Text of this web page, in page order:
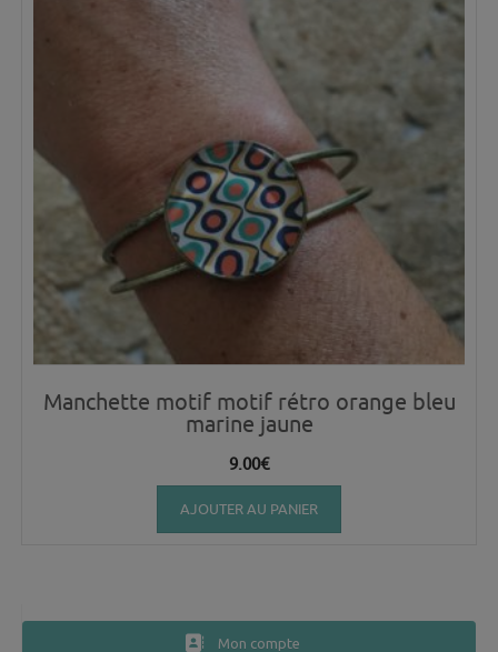
Manchette motif motif rétro orange bleu
marine jaune
9.00€
AJOUTER AU PANIER
Mon compte